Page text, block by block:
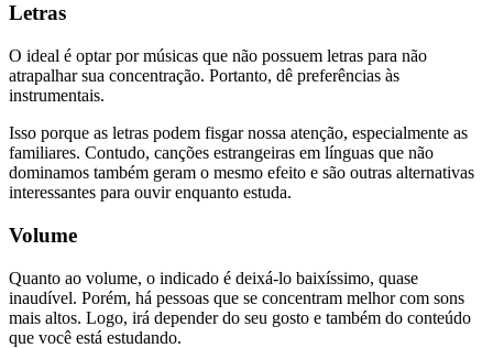
Letras
O ideal é optar por músicas que não possuem letras para não
atrapalhar sua concentração. Portanto, dê preferências às
instrumentais.
Isso porque as letras podem fisgar nossa atenção, especialmente as
familiares. Contudo, canções estrangeiras em línguas que não
dominamos também geram o mesmo efeito e são outras alternativas
interessantes para ouvir enquanto estuda.
Volume
Quanto ao volume, o indicado é deixá-lo baixíssimo, quase
inaudível. Porém, há pessoas que se concentram melhor com sons
mais altos. Logo, irá depender do seu gosto e também do conteúdo
que você está estudando.